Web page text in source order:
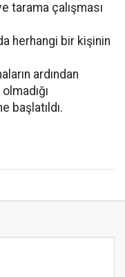
tarama çalışması
herhangi bir kişinin
ardından
başlatıldı.